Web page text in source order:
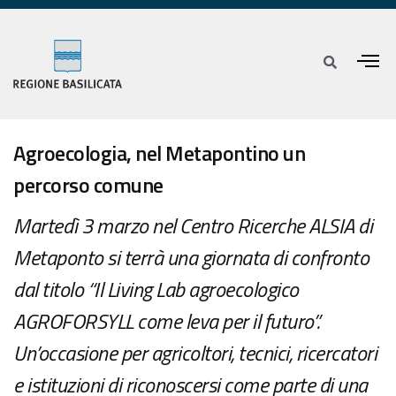
Agroecologia, nel Metapontino un
percorso comune
Martedì 3 marzo nel Centro Ricerche ALSIA di
Metaponto si terrà una giornata di confronto
dal titolo “Il Living Lab agroecologico
AGROFORSYLL come leva per il futuro”.
Un’occasione per agricoltori, tecnici, ricercatori
e istituzioni di riconoscersi come parte di una